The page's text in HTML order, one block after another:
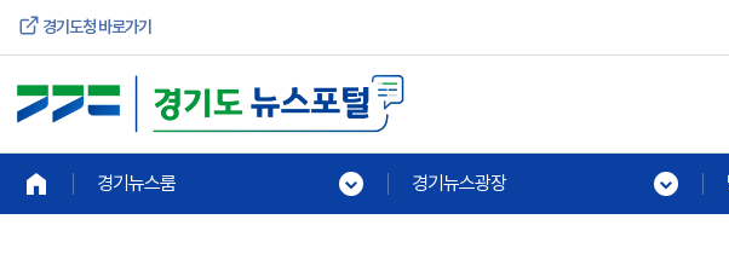
경기도청 바로가기
경기뉴스룸 경기뉴스광장